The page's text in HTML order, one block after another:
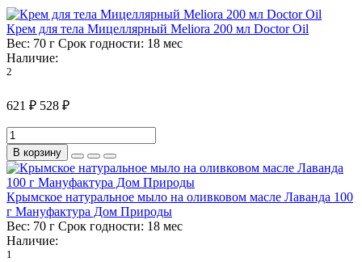
Крем для тела Мицеллярный Meliora 200 мл Doctor Oil
Вес: 70 г Срок годности: 18 мес
Наличие:
2
621 ₽ 528 ₽
В корзину
Крымское натуральное мыло на оливковом масле Лаванда 100
г Мануфактура Дом Природы
Вес: 70 г Срок годности: 18 мес
Наличие:
1